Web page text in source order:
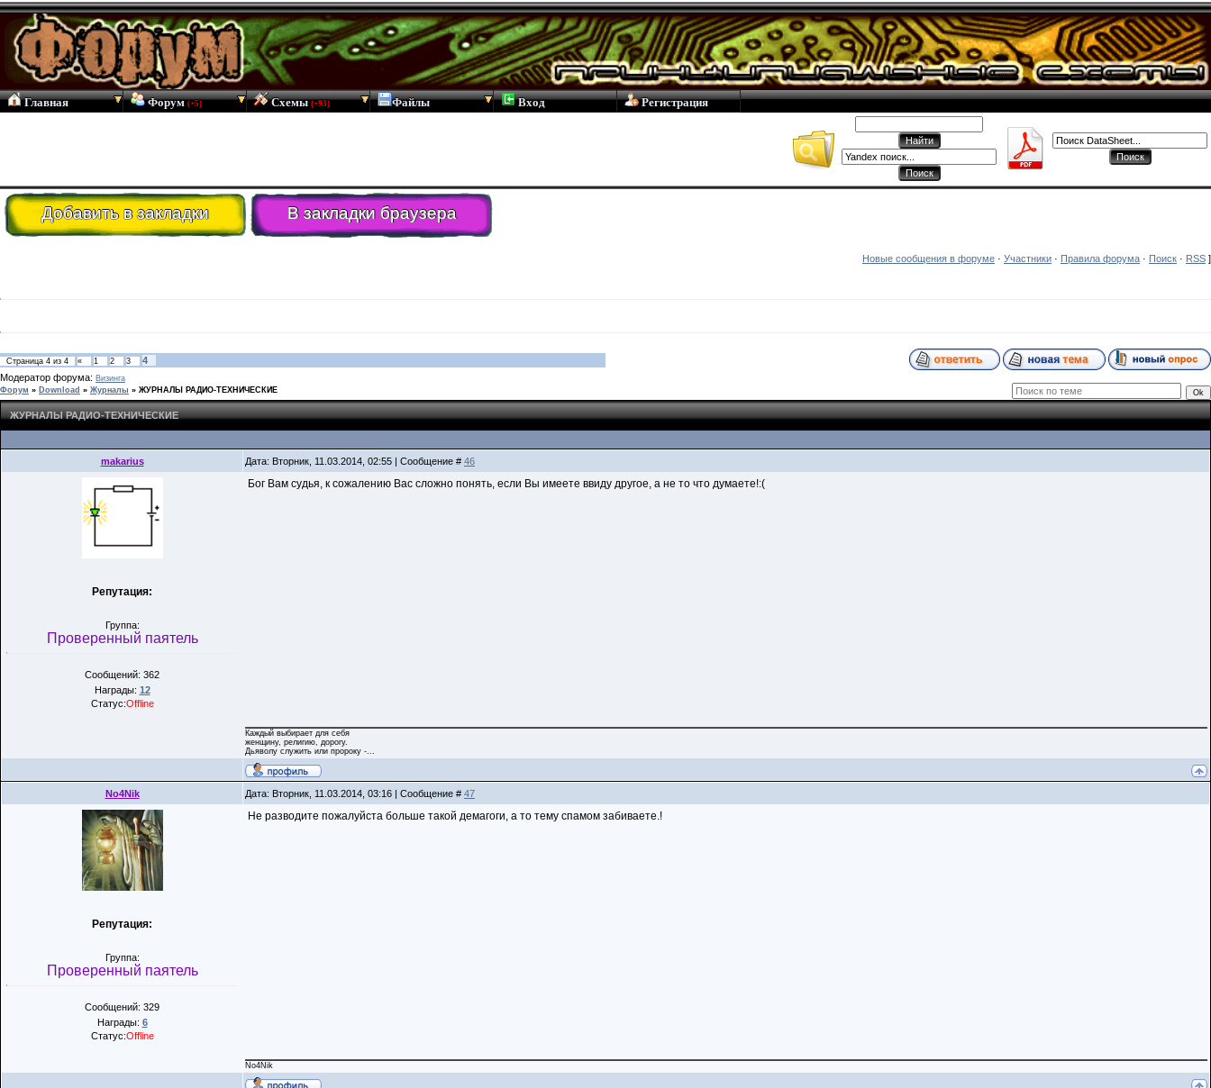
Главная Форум(+5) Схемы(+93) Файлы Вход Регистрация
Добавить в закладки В закладки браузера
Новые сообщения в форуме · Участники · Правила форума · Поиск · RSS ]
Страница 4 из 4 « 1 2 3
4
Модератор форума: Визинга
Форум » Download » Журналы » ЖУРНАЛЫ РАДИО-ТЕХНИЧЕСКИЕ
ЖУРНАЛЫ РАДИО-ТЕХНИЧЕСКИЕ
makarius Дата: Вторник, 11.03.2014, 02:55 | Сообщение # 46
Репутация:
Группа:
Проверенный паятель
Сообщений: 362
Награды: 12
Статус:Offline
Бог Вам судья, к сожалению Вас сложно понять, если Вы имеете ввиду другое, а не то что думаете!:(
Каждый выбирает для себя
женщину, религию, дорогу.
Дьяволу служить или пророку -...
No4Nik Дата: Вторник, 11.03.2014, 03:16 | Сообщение # 47
Репутация:
Группа:
Проверенный паятель
Сообщений: 329
Награды: 6
Статус:Offline
Не разводите пожалуйста больше такой демагоги, а то тему спамом забиваете.!
No4Nik